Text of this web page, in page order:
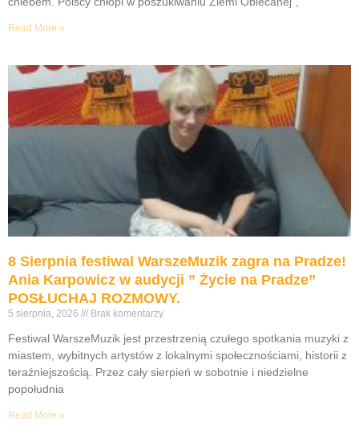
Read More »
8 Sierpnia festiwal WarszeMuzik zagra na Pradze!
Ania Karpowicz w audycji ” Życie na Pradze”
POSŁUCHAJ ROZMOWY.
5 sierpnia, 2026 Brak komentarzy
Festiwal WarszeMuzik jest przestrzenią czułego spotkania muzyki z
miastem, wybitnych artystów z lokalnymi społecznościami, historii z
teraźniejszością. Przez cały sierpień w sobotnie i niedzielne
popołudnia
Read More »